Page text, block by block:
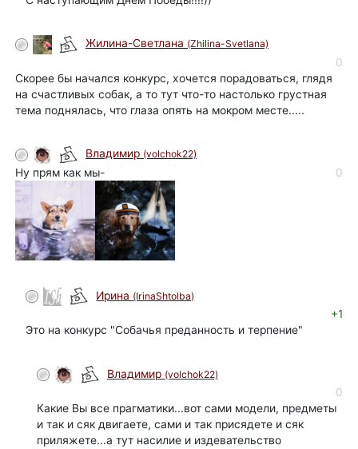
Жилина-Светлана (Zhilina-Svetlana)
0
Скорее бы начался конкурс, хочется порадоваться, глядя
на счастливых собак, а то тут что-то настолько грустная
тема поднялась, что глаза опять на мокром месте.....
Владимир (volchok22)
0
Ну прям как мы-
Ирина (IrinaShtolba)
+1
Это на конкурс "Собачья преданность и терпение"
Владимир (volchok22)
0
Какие Вы все прагматики...вот сами модели, предметы
и так и сяк двигаете, сами и так присядете и сяк
приляжете...а тут насилие и издевательство